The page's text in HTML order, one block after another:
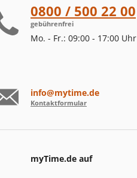
0800 / 500 22 00
gebührenfrei
Mo. - Fr.: 09:00 - 17:00 Uhr
info@mytime.de
Kontaktformular
myTime.de auf